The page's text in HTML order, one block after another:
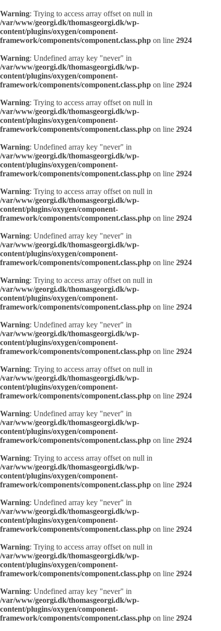
Warning: Trying to access array offset on null in
/var/www/georgi.dk/thomasgeorgi.dk/wp-
content/plugins/oxygen/component-
framework/components/component.class.php on line 2924
Warning: Undefined array key "never" in
/var/www/georgi.dk/thomasgeorgi.dk/wp-
content/plugins/oxygen/component-
framework/components/component.class.php on line 2924
Warning: Trying to access array offset on null in
/var/www/georgi.dk/thomasgeorgi.dk/wp-
content/plugins/oxygen/component-
framework/components/component.class.php on line 2924
Warning: Undefined array key "never" in
/var/www/georgi.dk/thomasgeorgi.dk/wp-
content/plugins/oxygen/component-
framework/components/component.class.php on line 2924
Warning: Trying to access array offset on null in
/var/www/georgi.dk/thomasgeorgi.dk/wp-
content/plugins/oxygen/component-
framework/components/component.class.php on line 2924
Warning: Undefined array key "never" in
/var/www/georgi.dk/thomasgeorgi.dk/wp-
content/plugins/oxygen/component-
framework/components/component.class.php on line 2924
Warning: Trying to access array offset on null in
/var/www/georgi.dk/thomasgeorgi.dk/wp-
content/plugins/oxygen/component-
framework/components/component.class.php on line 2924
Warning: Undefined array key "never" in
/var/www/georgi.dk/thomasgeorgi.dk/wp-
content/plugins/oxygen/component-
framework/components/component.class.php on line 2924
Warning: Trying to access array offset on null in
/var/www/georgi.dk/thomasgeorgi.dk/wp-
content/plugins/oxygen/component-
framework/components/component.class.php on line 2924
Warning: Undefined array key "never" in
/var/www/georgi.dk/thomasgeorgi.dk/wp-
content/plugins/oxygen/component-
framework/components/component.class.php on line 2924
Warning: Trying to access array offset on null in
/var/www/georgi.dk/thomasgeorgi.dk/wp-
content/plugins/oxygen/component-
framework/components/component.class.php on line 2924
Warning: Undefined array key "never" in
/var/www/georgi.dk/thomasgeorgi.dk/wp-
content/plugins/oxygen/component-
framework/components/component.class.php on line 2924
Warning: Trying to access array offset on null in
/var/www/georgi.dk/thomasgeorgi.dk/wp-
content/plugins/oxygen/component-
framework/components/component.class.php on line 2924
Warning: Undefined array key "never" in
/var/www/georgi.dk/thomasgeorgi.dk/wp-
content/plugins/oxygen/component-
framework/components/component.class.php on line 2924